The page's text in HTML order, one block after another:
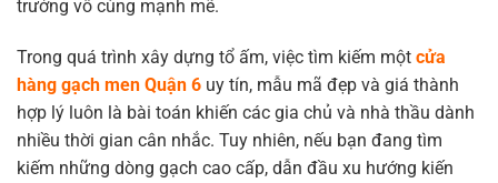
trưởng vô cùng mạnh mẽ.
Trong quá trình xây dựng tổ ấm, việc tìm kiếm một cửa
hàng gạch men Quận 6 uy tín, mẫu mã đẹp và giá thành
hợp lý luôn là bài toán khiến các gia chủ và nhà thầu dành
nhiều thời gian cân nhắc. Tuy nhiên, nếu bạn đang tìm
kiếm những dòng gạch cao cấp, dẫn đầu xu hướng kiến